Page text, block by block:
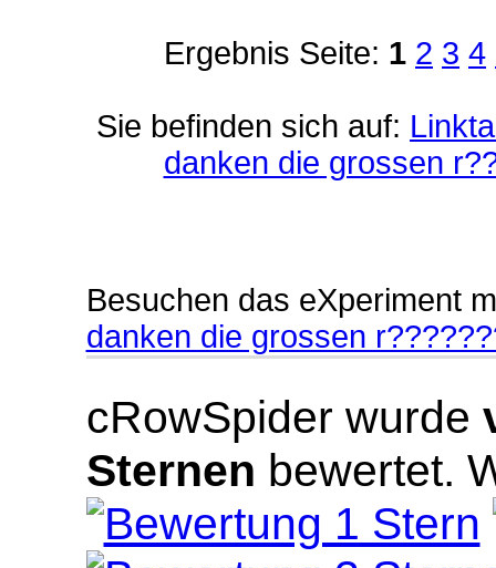
Ergebnis Seite: 1 2 3 4
Sie befinden sich auf:
danken die grossen
Besuchen das eXperiment
danken die grossen
cRowSpider wurde
Sternen bewertet.